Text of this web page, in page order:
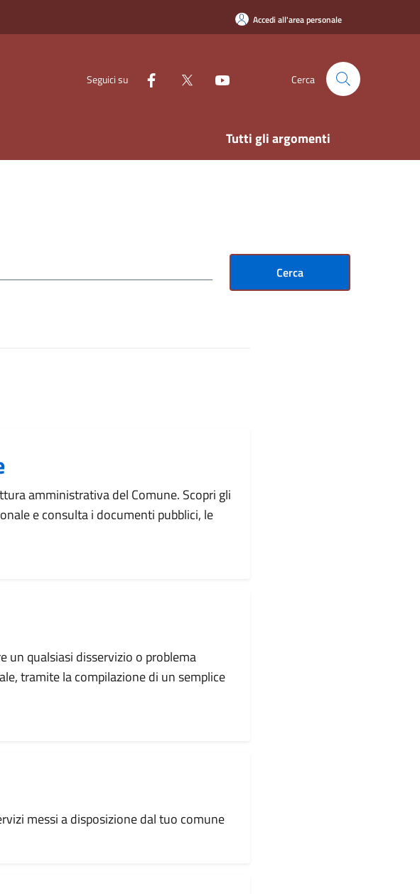
Accedi all'area personale
Seguici su Cerca
Tutti gli argomenti
Cerca
amministrativa del Comune. Scopri gli
e consulta i documenti pubblici, le
un qualsiasi disservizio o problema
tramite la compilazione di un semplice
messi a disposizione dal tuo comune